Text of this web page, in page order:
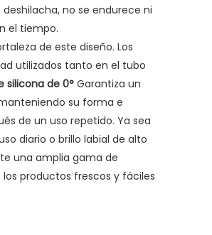
no se endurece ni
el tiempo.
de este diseño. Los
utilizados tanto en el tubo
silicona de 0° Garantiza un
su forma e
de un uso repetido. Ya sea
diario o brillo labial de alto
una amplia gama de
productos frescos y fáciles